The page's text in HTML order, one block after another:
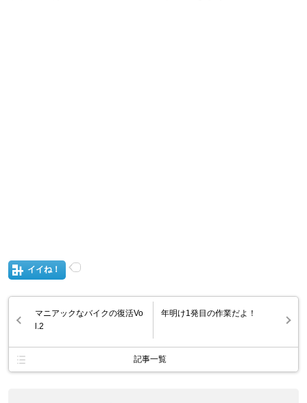
イイね！
マニアックなバイクの復活Vo
l.2
年明け1発目の作業だよ！
記事一覧